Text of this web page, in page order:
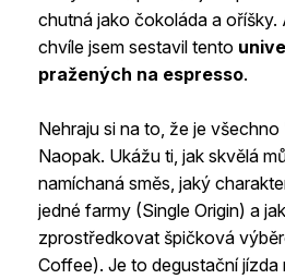
chutná jako čokoláda a oříšky.
chvíle jsem sestavil tento
pražených na espresso.
Nehraju si na to, že je
Naopak. Ukážu ti, jak skvělá
namíchaná směs, jaký
jedné farmy (Single Origin) a
zprostředkovat špičková
Coffee). Je to degustační